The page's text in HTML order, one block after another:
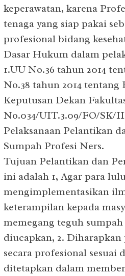
keperawatan, karena
tenaga yang siap pakai
profesional bidang
Dasar Hukum dalam
1.UU No.36 tahun 2014
No.38 tahun 2014 tentang
Keputusan Dekan
No.034/UIT.3.09/FO/SK/
Pelaksanaan Pelantikan
Sumpah Profesi Ners.
Tujuan Pelantikan dan
ini adalah 1, Agar para
mengimplementasikan
keterampilan kepada
memegang teguh
diucapkan, 2.
secara profesional sesuai
ditetapkan dalam